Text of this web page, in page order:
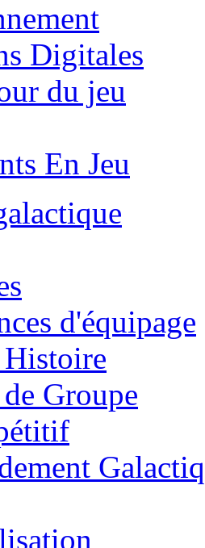
Digitales
du jeu
En Jeu
d'équipage
Groupe